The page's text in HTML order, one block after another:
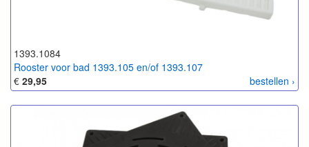
1393.1084
Rooster voor bad 1393.105 en/of 1393.107
bestellen ›
€ 29,95